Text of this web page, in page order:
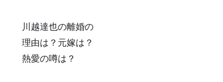
川越達也の離婚の
理由は？元嫁は？
熱愛の噂は？